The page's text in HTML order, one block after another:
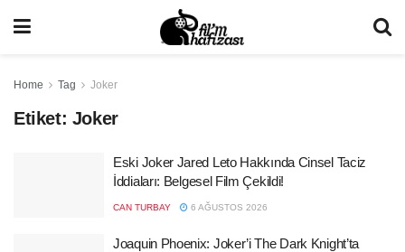
Home Tag Joker
Etiket: Joker
Eski Joker Jared Leto Hakkında Cinsel Taciz
İddiaları: Belgesel Film Çekildi!
CAN TURBAY 6 AĞUSTOS 2026
Joaquin Phoenix: Joker’i The Dark Knight’ta